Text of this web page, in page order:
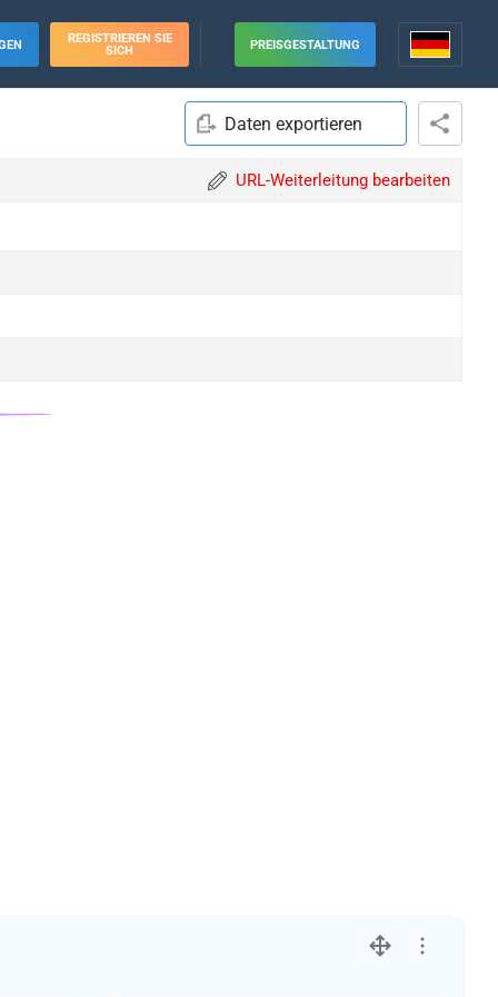
REGISTRIEREN SIE
SICH
PREISGESTALTUNG
Daten exportieren
URL-Weiterleitung bearbeiten